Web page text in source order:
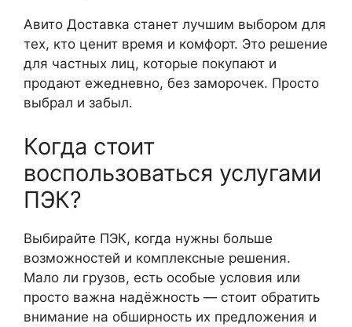
Авито Доставка станет лучшим выбором для
тех, кто ценит время и комфорт. Это решение
для частных лиц, которые покупают и
продают ежедневно, без заморочек. Просто
выбрал и забыл.
Когда стоит
воспользоваться услугами
ПЭК?
Выбирайте ПЭК, когда нужны больше
возможностей и комплексные решения.
Мало ли грузов, есть особые условия или
просто важна надёжность — стоит обратить
внимание на обширность их предложения и